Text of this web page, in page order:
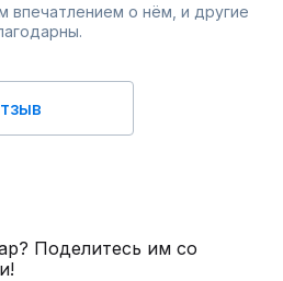
впечатлением о нём, и другие
Поделитесь им со